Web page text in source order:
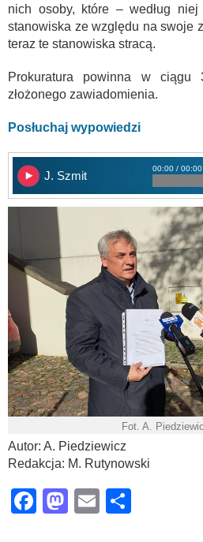
nich osoby, które – według niej
stanowiska ze względu na swoje
teraz te stanowiska stracą.
Prokuratura powinna w
złożonego zawiadomienia.
Posłuchaj wypowiedzi
J. Szmit
00:00 / 00:00
Fot. A.
Autor: A. Piedziewicz
Redakcja: M. Rutynowski
Facebook
Mastodon
Email